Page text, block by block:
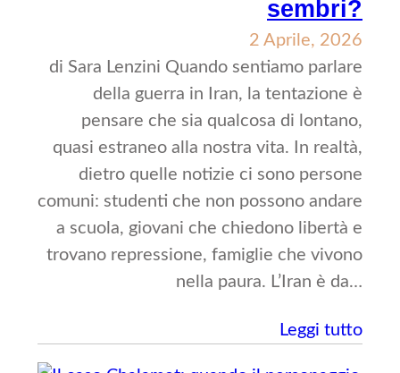
sembri?
2 Aprile, 2026
di Sara Lenzini Quando sentiamo parlare
della guerra in Iran, la tentazione è
pensare che sia qualcosa di lontano,
quasi estraneo alla nostra vita. In realtà,
dietro quelle notizie ci sono persone
comuni: studenti che non possono andare
a scuola, giovani che chiedono libertà e
trovano repressione, famiglie che vivono
nella paura. L’Iran è da…
Leggi tutto